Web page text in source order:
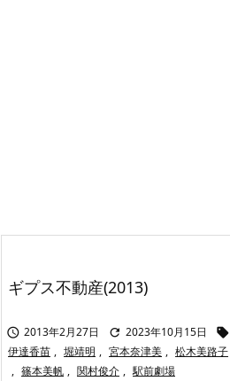
ギプス不動産(2013)
 2013年2月27日  2023年10月15日 
伊達香苗 , 堀靖明 , 宮本奈津美 , 松木美路子
, 篠本美帆 , 関村俊介 , 駅前劇場